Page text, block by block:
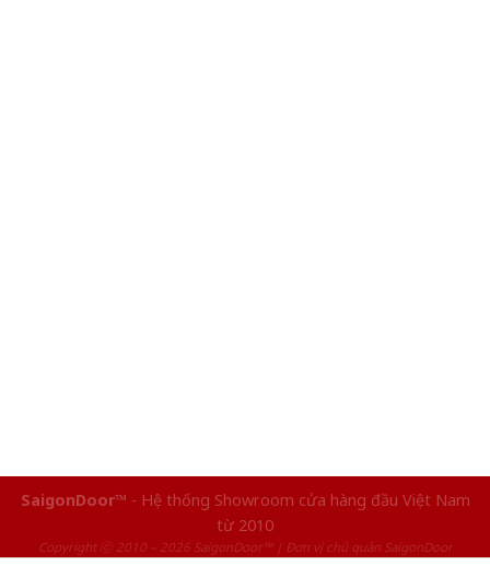
SaigonDoor™ - Hệ thống Showroom cửa hàng đầu Việt Nam
từ 2010
Copyright ⓒ 2010 – 2026 SaigonDoor™ | Đơn vị chủ quản SaigonDoor